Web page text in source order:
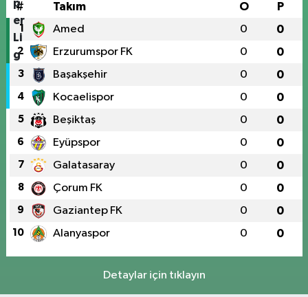
# Takım O P
1 Amed 0 0
2 Erzurumspor FK 0 0
3 Başakşehir 0 0
4 Kocaelispor 0 0
5 Beşiktaş 0 0
6 Eyüpspor 0 0
7 Galatasaray 0 0
8 Çorum FK 0 0
9 Gaziantep FK 0 0
10 Alanyaspor 0 0
Detaylar için tıklayın